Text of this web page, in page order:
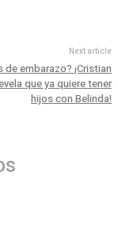
Next article
de embarazo? ¡Cristian
que ya quiere tener
hijos con Belinda!